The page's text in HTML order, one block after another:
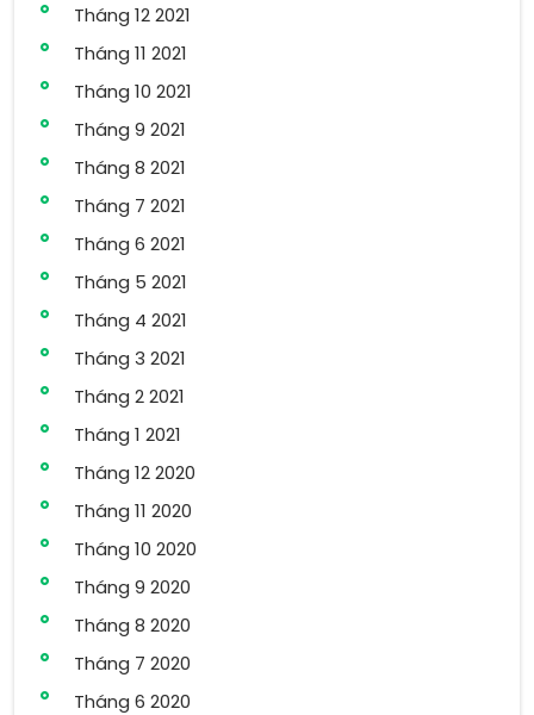
Tháng 12 2021
Tháng 11 2021
Tháng 10 2021
Tháng 9 2021
Tháng 8 2021
Tháng 7 2021
Tháng 6 2021
Tháng 5 2021
Tháng 4 2021
Tháng 3 2021
Tháng 2 2021
Tháng 1 2021
Tháng 12 2020
Tháng 11 2020
Tháng 10 2020
Tháng 9 2020
Tháng 8 2020
Tháng 7 2020
Tháng 6 2020